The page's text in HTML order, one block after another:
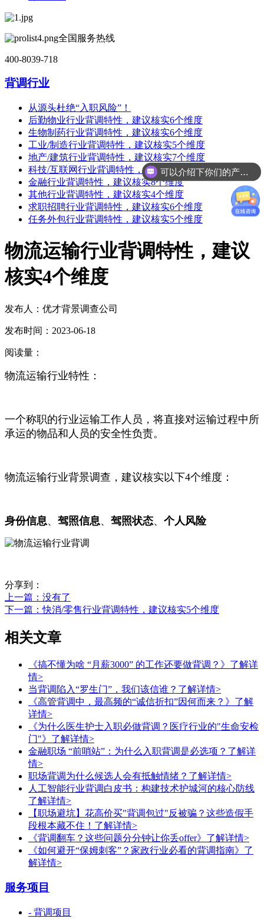
全国服务热线
400-8039-718
背调行业
从源头杜绝“入职风险”！
后勤物业行业背调特性，建议核实6个维度
生物制药行业背调特性，建议核实6个维度
工业/制造行业背调特性，建议核实5个维度
地产/建筑行业背调特性，建议核实7个维度
科技/互联网行业背调特性，建议核实6个维度
金融行业背调特性，建议核实8个维度
其他行业背调特性，建议核实4个维度
求职招聘行业背调特性，建议核实6个维度
任务外包行业背调特性，建议核实5个维度
物流运输行业背调特性，建议
核实4个维度
发布人：优才背景调查公司
发布时间：2023-06-18
阅读量：
物流运输行业特性：
一个称职的行业运输工作人员，将直接对运输过程中所
承运的物品和人员的安全性负责。
物流运输行业背景调查，建议核实以下4个维度：
身份信息、 驾照信息、 驾照状态、 个人风险
分享到：
上一篇 ：没有了
下一篇 ：快消/零售行业背调特性，建议核实5个维度
相关文章
《搞不懂为啥 “月薪3000” 的工作还要做背调？》 了解详
情>
当背调陷入“罗生门”，我们该信谁？ 了解详情>
《高管背调中，最高频的“诚信折扣”因何而来？》 了解
详情>
《为什么医生护士入职必做背调？医疗行业的"生命安检
门"》 了解详情>
金融职场 “前哨站”：为什么入职背调是必选项？ 了解详
情>
职场背调为什么候选人会有抵触情绪？ 了解详情>
人工智能行业背调白皮书：构建技术护城河的核心防线
了解详情>
【职场避坑】花高价买"背调包过"反被骗？这些造假手
段根本藏不住！ 了解详情>
《背调翻车？这些问题分分钟让你丢offer》 了解详情>
《如何避开“保姆刺客”？家政行业必看的背调指南》 了
解详情>
服务项目
- 背调项目
可以介绍下你们的产品么